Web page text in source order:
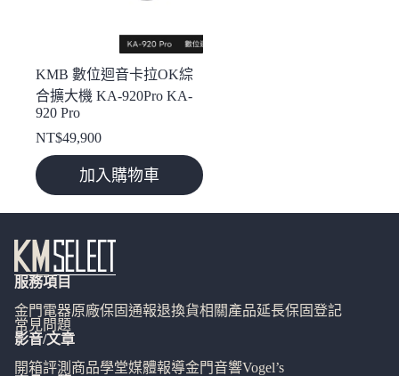
KMB 數位迴音卡拉OK綜
合擴大機 KA-920Pro KA-
920 Pro
NT$49,900
加入購物車
服務項目
金門電器原廠保固通報退換貨相關產品延長保固登記
常見問題
影音/文章
開箱評測 商品學堂媒體報導金門音響Vogel’s